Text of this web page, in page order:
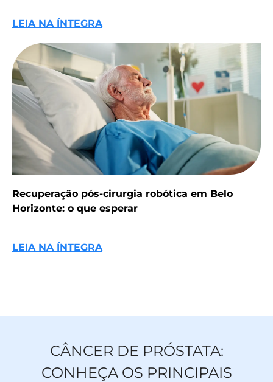
LEIA NA ÍNTEGRA
Recuperação pós-cirurgia robótica em Belo
Horizonte: o que esperar
LEIA NA ÍNTEGRA
CÂNCER DE PRÓSTATA:
CONHEÇA OS PRINCIPAIS